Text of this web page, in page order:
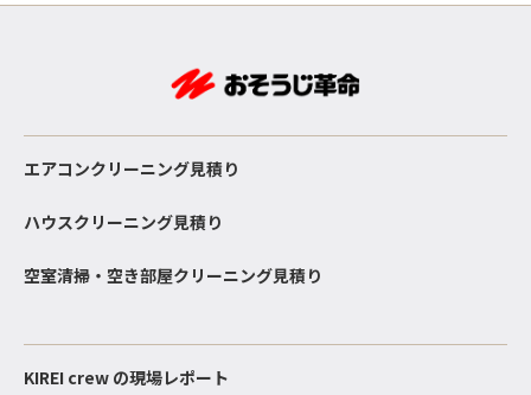
エアコンクリーニング見積り
ハウスクリーニング見積り
空室清掃・空き部屋クリーニング見積り
KIREI crew の現場レポート